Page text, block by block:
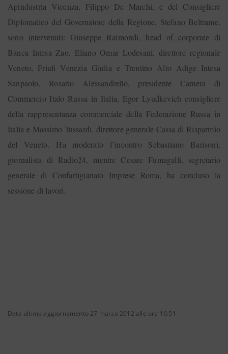
Apindustria Vicenza, Filippo De Marchi, e del Consigliere
Diplomatico del Governatore della Regione, Stefano Beltrame,
sono intervenuti: Giuseppe Raimondi, head of corporate di
Banca Intesa Zao, Eliano Omar Lodesani, direttore regionale
Veneto, Friuli Venezia Giulia e Trentino Alto Adige Intesa
Sanpaolo, Rosario Alessandrello, presidente Camera di
Commercio Italo Russa in Italia, Egor Lyudkevich consigliere
della rappresentanza commerciale della Federazione Russa in
Italia e Massimo Tussardi, direttore generale Cassa di Risparmio
del Veneto. Ha moderato l’incontro Sebastiano Barisoni,
giornalista di Radio24, mentre Cesare Fumagalli, segretario
generale di Confartigianato Imprese Roma, ha concluso la
sessione di lavori.
Data ultimo aggiornamento 27 marzo 2012 alle ore 16:51